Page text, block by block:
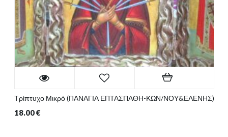
Τρίπτυχο Μικρό (ΠΑΝΑΓΙΑ ΕΠΤΑΣΠΑΘΗ-ΚΩΝ/ΝΟΥ&ΕΛΕΝΗΣ)
18.00€